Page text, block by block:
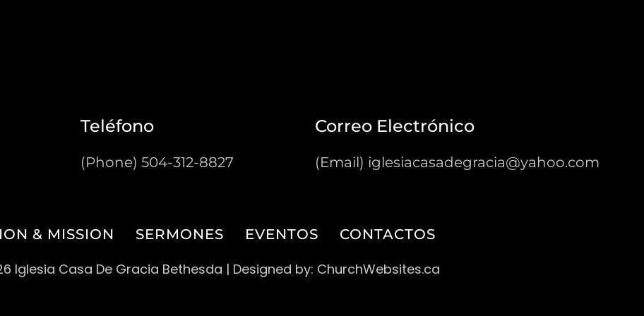
Teléfono
(Phone) 504-312-8827
Correo Electrónico
(Email) iglesiacasadegracia@yahoo.com
& MISSION SERMONES EVENTOS CONTACTOS
Iglesia Casa De Gracia Bethesda | Designed by: ChurchWebsites.ca